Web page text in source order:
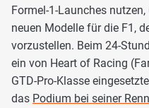
Formel-1-Launches
neuen Modelle für die F1,
vorzustellen. Beim 24-
ein von Heart of Racing
GTD-Pro-Klasse
das Podium bei seiner